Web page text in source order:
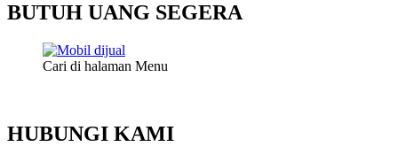
BUTUH UANG SEGERA
Cari di halaman Menu
HUBUNGI KAMI